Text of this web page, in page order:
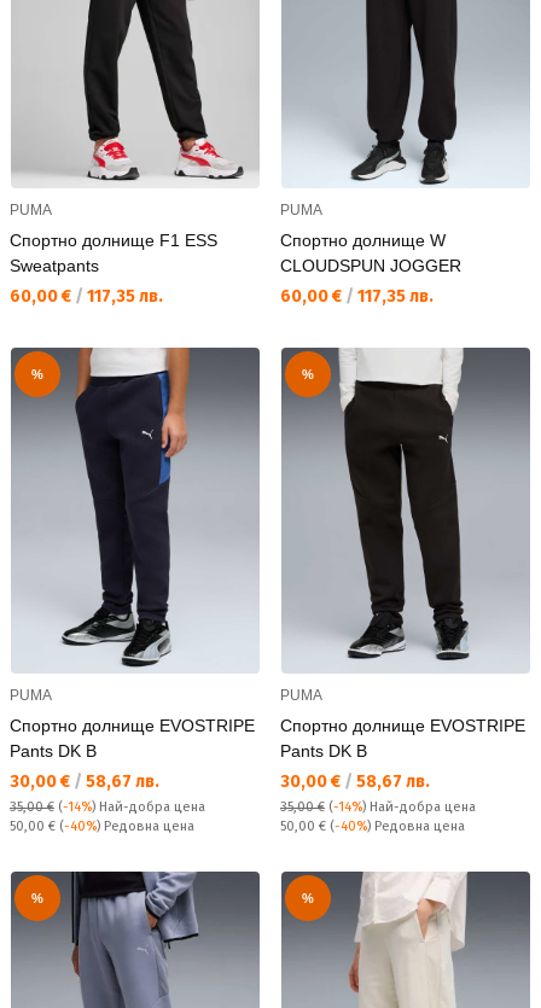
PUMA
Спортно долнище F1 ESS
Sweatpants
Текуща цена:
60,00 € / 117,35 лв.
PUMA
Спортно долнище W
CLOUDSPUN JOGGER
Текуща цена:
60,00 € / 117,35 лв.
%
PUMA
Спортно долнище EVOSTRIPE
Pants DK B
Текуща цена:
30,00 € / 58,67 лв.
35,00 € (-14%) Най-добра цена
Редовна цена:
50,00 € (-40%) Редовна цена
%
PUMA
Спортно долнище EVOSTRIPE
Pants DK B
Текуща цена:
30,00 € / 58,67 лв.
35,00 € (-14%) Най-добра цена
Редовна цена:
50,00 € (-40%) Редовна цена
% %